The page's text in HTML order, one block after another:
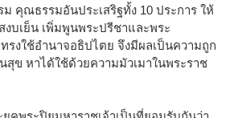
คุณธรรมอันประเสริฐทั้ง 10 ประการ ให้
บเย็น เพิ่มพูนพระปรีชาและพระ
งใช้อำนาจอธิปไตย จึงมีผลเป็นความถูก
สุข หาได้ใช้ด้วยความมัวเมาในพระราช